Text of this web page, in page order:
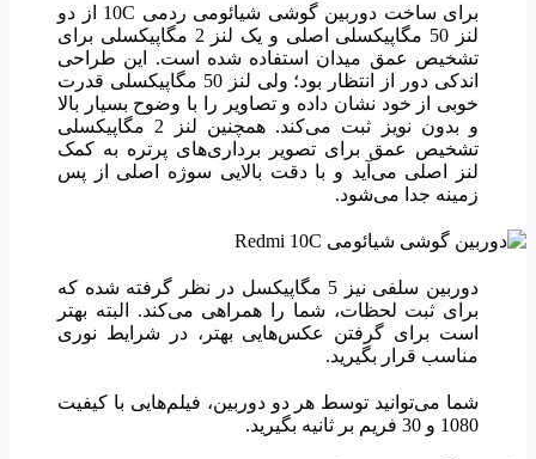
برای ساخت دوربین گوشی شیائومی ردمی 10C از دو
لنز 50 مگاپیکسلی اصلی و یک لنز 2 مگاپیکسلی برای
تشخیص عمق میدان استفاده شده است. این طراحی
اندکی دور از انتظار بود؛ ولی لنز 50 مگاپیکسلی قدرت
خوبی از خود نشان داده و تصاویر را با وضوح بسیار بالا
و بدون نویز ثبت می‌کند. همچنین لنز 2 مگاپیکسلی
تشخیص عمق برای تصویر برداری‌های پرتره به کمک
لنز اصلی می‌آید و با دقت بالایی سوژه اصلی از پس
زمینه جدا می‌شود.
دوربین سلفی نیز 5 مگاپیکسل در نظر گرفته شده که
برای ثبت لحظات، شما را همراهی می‌کند. البته بهتر
است برای گرفتن عکس‌هایی بهتر، در شرایط نوری
مناسب قرار بگیرید.
شما می‌توانید توسط هر دو دوربین، فیلم‌هایی با کیفیت
1080 و 30 فریم بر ثانیه بگیرید.